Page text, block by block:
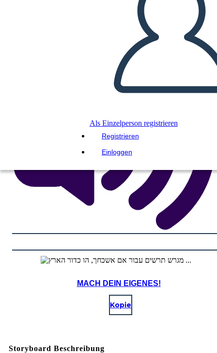
Als Einzelperson registrieren
Registrieren
Einloggen
DIASHOW ABSPIELEN
LIES MIR VOR
MACH DEIN EIGENES!
Kopie
Storyboard Beschreibung